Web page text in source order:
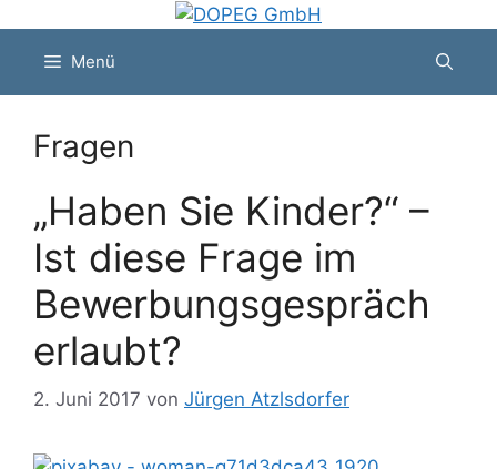
springenMenü
Fragen
„Haben Sie Kinder?“ –
Ist diese Frage im
Bewerbungsgespräch
erlaubt?
2. Juni 2017 von Jürgen Atzlsdorfer